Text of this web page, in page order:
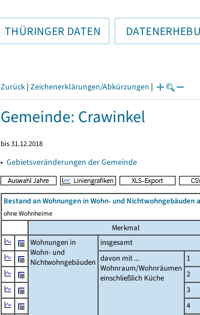
THÜRINGER DATEN
Zurück | Zeichenerklärungen/Abkürzungen |
Gemeinde: Crawinkel
bis 31.12.2018
▸ Gebietsveränderungen der Gemeinde
Bestand an Wohnungen in Wohn- und Nichtwohngebäuden
ohne Wohnheime
Merkmal
Wohnungen in
Wohn- und
Nichtwohngebäuden
insgesamt
davon mit ...
Wohnraum/Wohnräumen
einschließlich Küche
1
2
3
4